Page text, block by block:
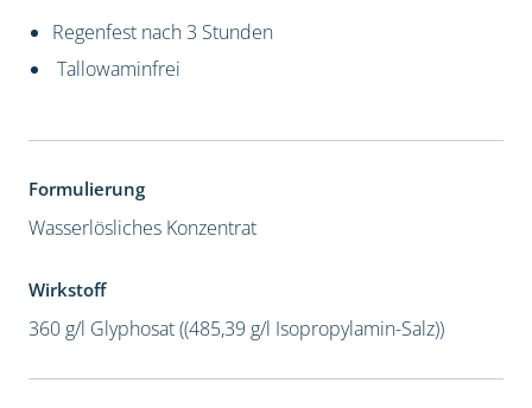
Regenfest nach 3 Stunden
Tallowaminfrei
Formulierung
Wasserlösliches Konzentrat
Wirkstoff
360 g/l Glyphosat ((485,39 g/l Isopropylamin-Salz))